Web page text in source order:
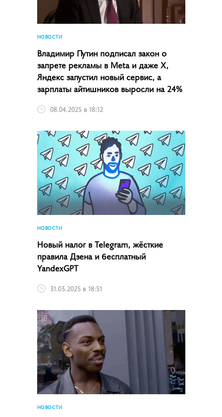
НОВОСТИ
Владимир Путин подписал закон о
запрете рекламы в Meta и даже X,
Яндекс запустил новый сервис, а
зарплаты айтишников выросли на 24%
08.04.2025 в 18:12
НОВОСТИ
Новый налог в Telegram, жёсткие
правила Дзена и бесплатный
YandexGPT
31.03.2025 в 18:51
НОВОСТИ